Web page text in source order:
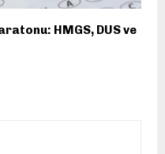
HMGS, DUS ve